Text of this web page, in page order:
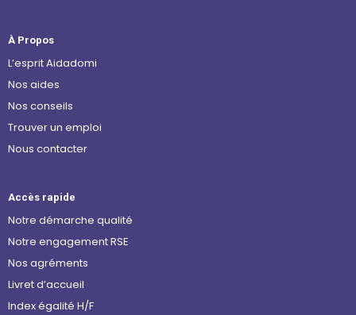
À Propos
L’esprit Aidadomi
Nos aides
Nos conseils
Trouver un emploi
Nous contacter
Accès rapide
Notre démarche qualité
Notre engagement RSE
Nos agréments
Livret d’accueil
Index égalité H/F